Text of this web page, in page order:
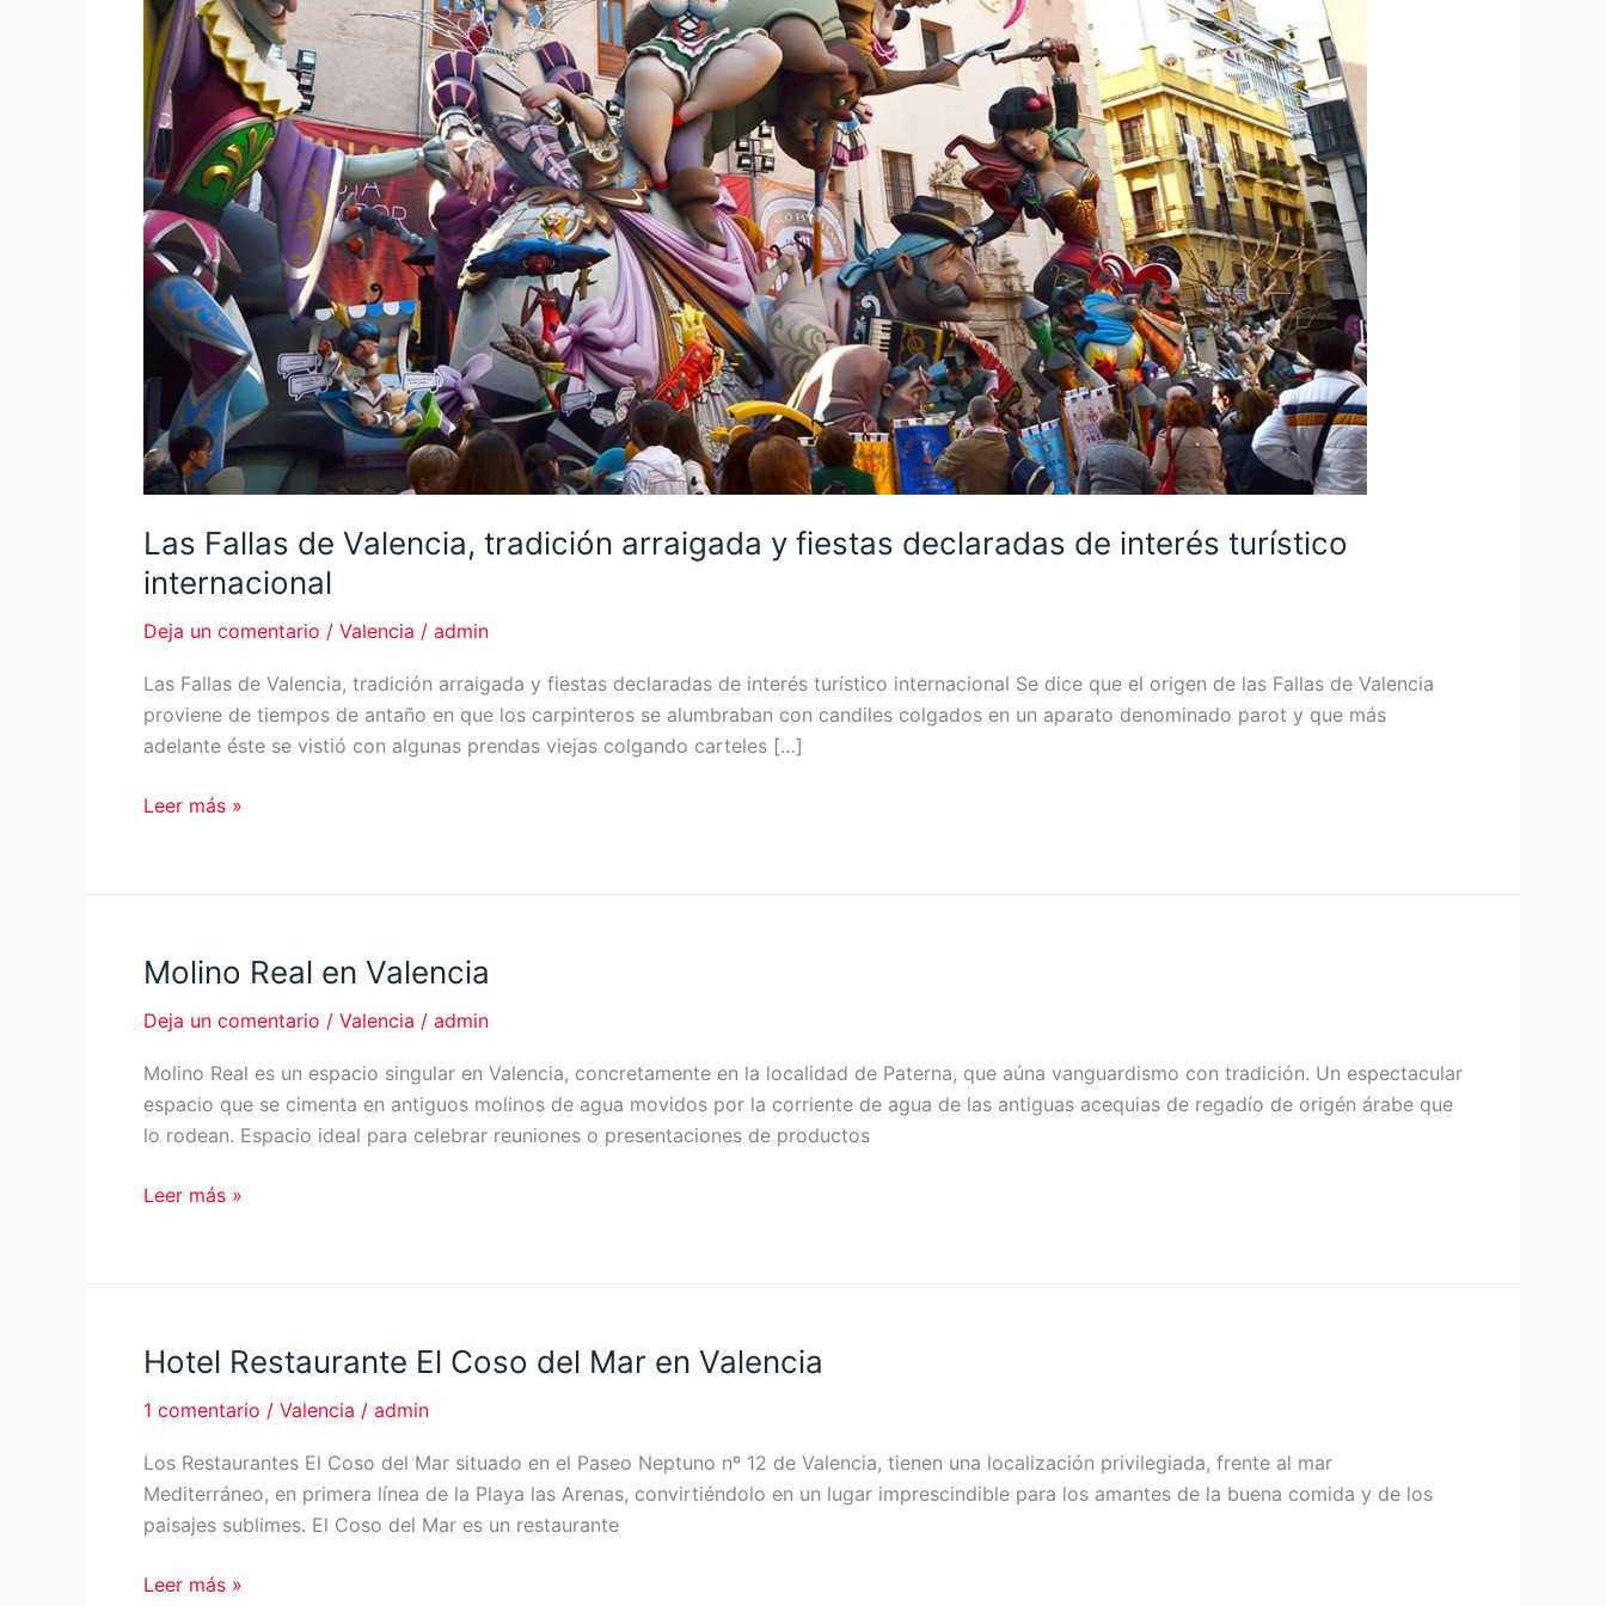
Las Fallas de Valencia, tradición arraigada y fiestas declaradas de interés turístico
internacional
Deja un comentario / Valencia / admin
Las Fallas de Valencia, tradición arraigada y fiestas declaradas de interés turístico internacional Se dice que el origen de las Fallas de Valencia
proviene de tiempos de antaño en que los carpinteros se alumbraban con candiles colgados en un aparato denominado parot y que más
adelante éste se vistió con algunas prendas viejas colgando carteles […]
Las
Valencia,
arraigada
y
fiestas
de
interés
turístico
Leer más »
Molino Real en Valencia
Deja un comentario / Valencia / admin
Molino Real es un espacio singular en Valencia, concretamente en la localidad de Paterna, que aúna vanguardismo con tradición. Un espectacular
espacio que se cimenta en antiguos molinos de agua movidos por la corriente de agua de las antiguas acequias de regadío de origén árabe que
lo rodean. Espacio ideal para celebrar reuniones o presentaciones de productos
Molino
Valencia
Leer más »
Hotel Restaurante El Coso del Mar en Valencia
1 comentario / Valencia / admin
Los Restaurantes El Coso del Mar situado en el Paseo Neptuno nº 12 de Valencia, tienen una localización privilegiada, frente al mar
Mediterráneo, en primera línea de la Playa las Arenas, convirtiéndolo en un lugar imprescindible para los amantes de la buena comida y de los
paisajes sublimes. El Coso del Mar es un restaurante
Hotel
Leer más »